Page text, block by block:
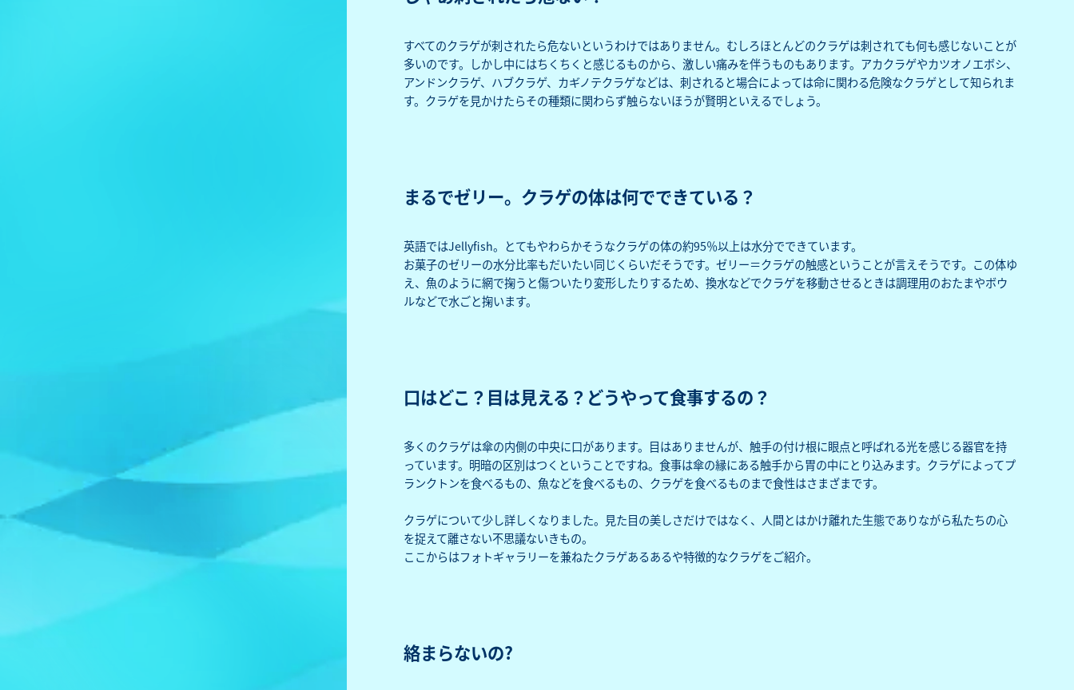
すべてのクラゲが刺されたら危ないというわけではありません。むしろほとんどのクラゲは刺されても何も感じないことが
多いのです。しかし中にはちくちくと感じるものから、激しい痛みを伴うものもあります。アカクラゲやカツオノエボシ、
アンドンクラゲ、ハブクラゲ、カギノテクラゲなどは、刺されると場合によっては命に関わる危険なクラゲとして知られま
す。クラゲを見かけたらその種類に関わらず触らないほうが賢明といえるでしょう。
まるでゼリー。クラゲの体は何でできている？
英語ではJellyfish。とてもやわらかそうなクラゲの体の約95％以上は水分でできています。
お菓子のゼリーの水分比率もだいたい同じくらいだそうです。ゼリー＝クラゲの触感ということが言えそうです。この体ゆ
え、魚のように網で掬うと傷ついたり変形したりするため、換水などでクラゲを移動させるときは調理用のおたまやボウ
ルなどで水ごと掬います。
口はどこ？目は見える？どうやって食事するの？
多くのクラゲは傘の内側の中央に口があります。目はありませんが、触手の付け根に眼点と呼ばれる光を感じる器官を持
っています。明暗の区別はつくということですね。食事は傘の縁にある触手から胃の中にとり込みます。クラゲによってプ
ランクトンを食べるもの、魚などを食べるもの、クラゲを食べるものまで食性はさまざまです。
クラゲについて少し詳しくなりました。見た目の美しさだけではなく、人間とはかけ離れた生態でありながら私たちの心
を捉えて離さない不思議ないきもの。
ここからはフォトギャラリーを兼ねたクラゲあるあるや特徴的なクラゲをご紹介。
絡まらないの?